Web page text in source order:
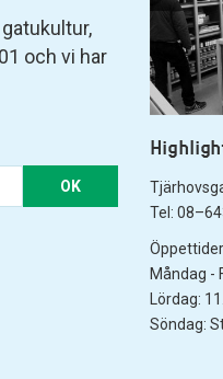
och vi har
OK
Tel:
Öppettider
Måndag -
Lördag:
Söndag: